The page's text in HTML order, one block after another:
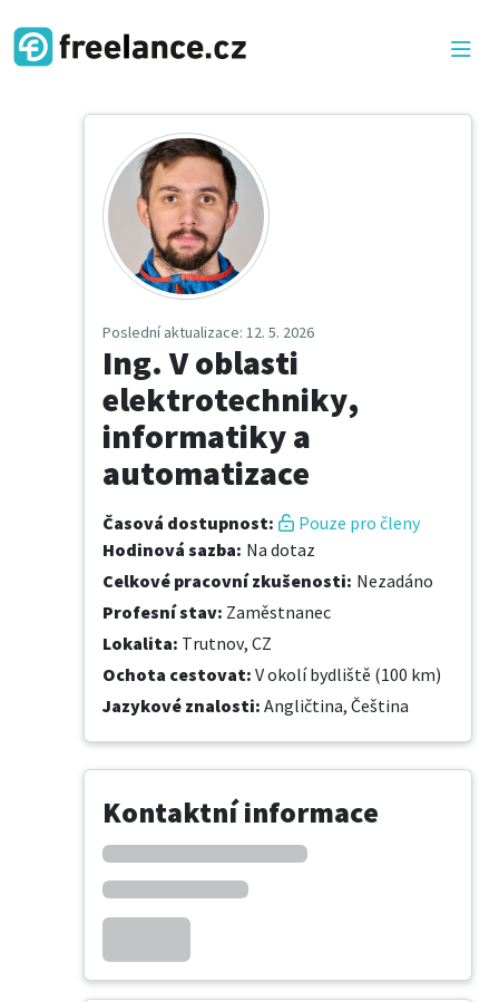
Poslední aktualizace: 12. 5. 2026
Ing. V oblasti
elektrotechniky,
informatiky a
automatizace
Časová dostupnost:
Pouze pro členy
Hodinová sazba: Na dotaz
Celkové pracovní zkušenosti: Nezadáno
Profesní stav: Zaměstnanec
Lokalita: Trutnov, CZ
Ochota cestovat: V okolí bydliště (100 km)
Jazykové znalosti: Angličtina, Čeština
Kontaktní informace